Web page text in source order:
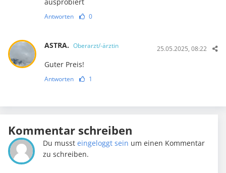
Antworten 0
ASTRA. Oberarzt/-ärztin 25.05.2025, 08:22
Guter Preis!
Antworten 1
Kommentar schreiben
Du mussteingeloggt sein um einen Kommentar
zu schreiben.